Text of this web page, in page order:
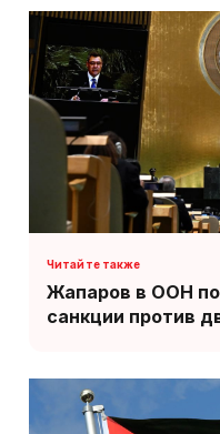
Жапаров в ООН
санкции против